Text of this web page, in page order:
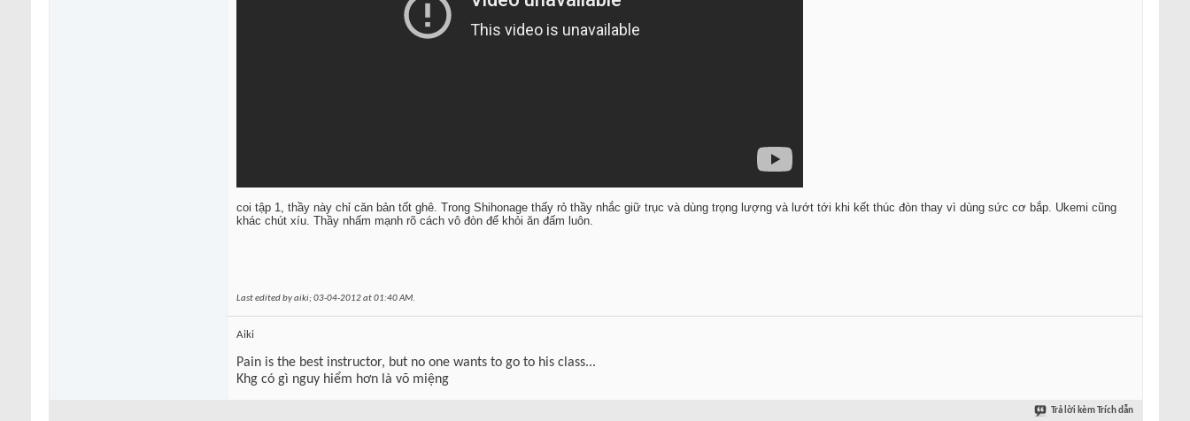
coi tập 1, thầy này chỉ căn bản tốt ghê. Trong Shihonage thấy rỏ thầy nhắc giữ trục và dùng trọng lượng và lướt tới khi kết thúc đòn thay vì dùng sức cơ bắp. Ukemi cũng
khác chút xíu. Thầy nhấm mạnh rõ cách vô đòn để khỏi ăn đấm luôn.
Last edited by aiki; 03-04-2012 at01:40 AM.
Aiki
Pain is the best instructor, but no one wants to go to his class...
Khg có gì nguy hiểm hơn là võ miệng
Trả lời kèm Trích dẫn